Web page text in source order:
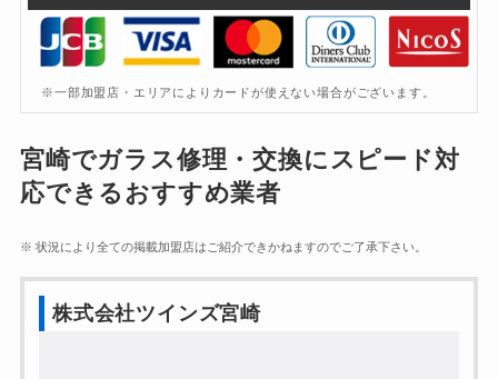
※一部加盟店・エリアによりカードが使えない場合がございます。
宮崎でガラス修理・交換にスピード対
応できるおすすめ業者
※ 状況により全ての掲載加盟店はご紹介できかねますのでご了承下さい。
株式会社ツインズ宮崎